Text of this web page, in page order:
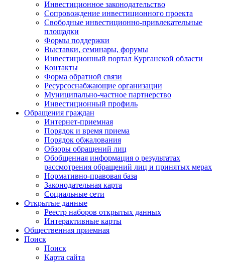
Инвестиционное законодательство
Сопровождение инвестиционного проекта
Свободные инвестиционно-привлекательные
площадки
Формы поддержки
Выставки, семинары, форумы
Инвестиционный портал Курганской области
Контакты
Форма обратной связи
Ресурсоснабжающие организации
Муниципально-частное партнерство
Инвестиционный профиль
Обращения граждан
Интернет-приемная
Порядок и время приема
Порядок обжалования
Обзоры обращений лиц
Обобщенная информация о результатах
рассмотрения обращений лиц и принятых мерах
Нормативно-правовая база
Законодательная карта
Социальные сети
Открытые данные
Реестр наборов открытых данных
Интерактивные карты
Общественная приемная
Поиск
Поиск
Карта сайта